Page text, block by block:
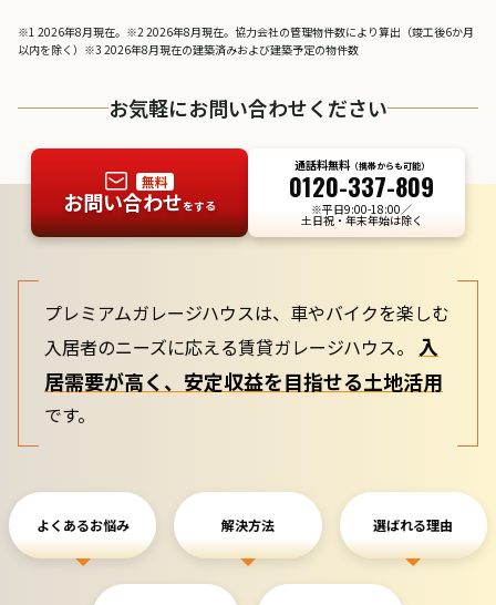
※1 2026年8月現在。※2 2026年8月現在。協力会社の管理物件数により算出（竣工後6か月
以内を除く）※3 2026年8月現在の建築済みおよび建築予定の物件数
お気軽にお問い合わせください
お問い合わせをする
無料
通話料無料（携帯からも可能）
0120-337-809
※平日9:00-18:00／
土日祝・年末年始は除く
プレミアムガレージハウスは、車やバイクを楽しむ
入居者のニーズに応える賃貸ガレージハウス。
入
居需要が高く、安定収益を目指せる土地活用
です。
よくあるお悩み 解決方法 選ばれる理由